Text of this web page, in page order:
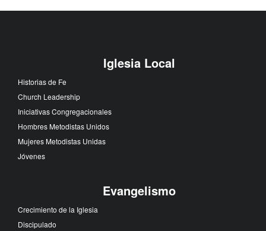
Iglesia Local
Historias de Fe
Church Leadership
Iniciativas Congregacionales
Hombres Metodistas Unidos
Mujeres Metodistas Unidas
Jóvenes
Evangelismo
Crecimiento de la Iglesia
Discipulado